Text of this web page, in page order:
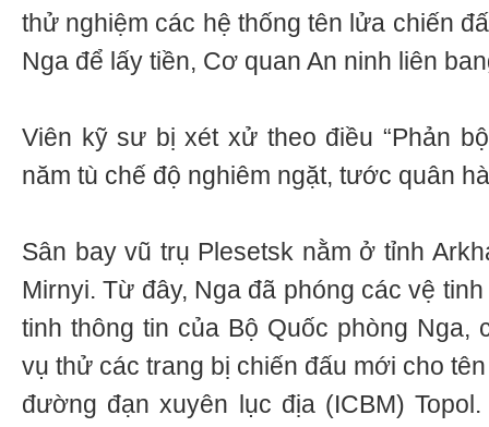
thử nghiệm các hệ thống tên lửa chiến
Nga để lấy tiền, Cơ quan An ninh liên
Viên kỹ sư bị xét xử theo điều “Phản
năm tù chế độ nghiêm ngặt, tước quân
Sân bay vũ trụ Plesetsk nằm ở tỉnh
Mirnyi. Từ đây, Nga đã phóng các vệ
tinh thông tin của Bộ Quốc phòng Nga,
vụ thử các trang bị chiến đấu mới cho
đường đạn xuyên lục địa (ICBM)